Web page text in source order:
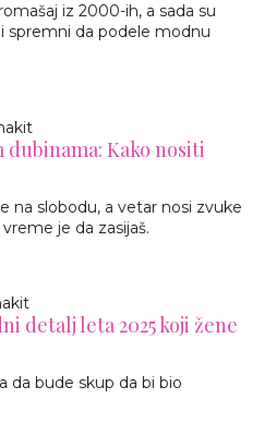
iz 2000-ih, a sada su
spremni da podele modnu
Kako nositi
na slobodu, a vetar nosi zvuke
je da zasijaš.
detalj leta 2025 koji žene
da bude skup da bi bio